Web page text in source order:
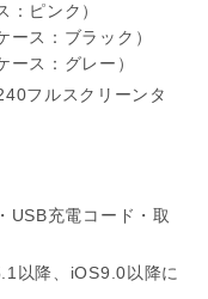
ピンク）
ス：ブラック）
ス：グレー）
フルスクリーンタ
USB充電コード・取
以降、iOS9.0以降に